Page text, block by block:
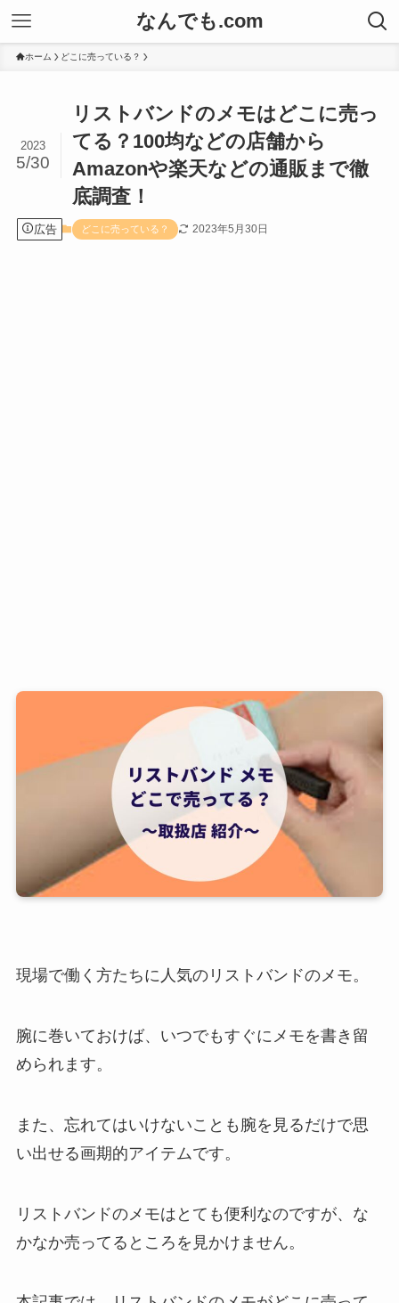
なんでも.com
ホーム どこに売っている？
リストバンドのメモはどこに売っ
てる？100均などの店舗から
Amazonや楽天などの通販まで徹
底調査！
2023
5/30
広告 どこに売っている？ 2023年5月30日
現場で働く方たちに人気のリストバンドのメモ。
腕に巻いておけば、いつでもすぐにメモを書き留
められます。
また、忘れてはいけないことも腕を見るだけで思
い出せる画期的アイテムです。
リストバンドのメモはとても便利なのですが、な
かなか売ってるところを見かけません。